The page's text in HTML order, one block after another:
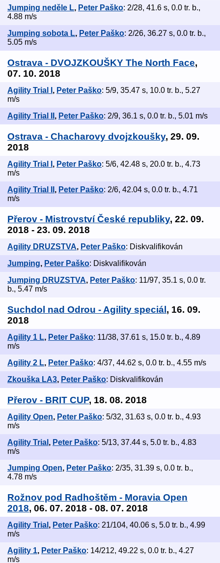
Jumping neděle L, Peter Paško: 2/28, 41.6 s, 0.0 tr. b.,
4.88 m/s
Jumping sobota L, Peter Paško: 2/26, 36.27 s, 0.0 tr. b.,
5.05 m/s
Ostrava - DVOJZKOUŠKY The North Face,
07. 10. 2018
Agility Trial I , Peter Paško: 5/9, 35.47 s, 10.0 tr. b., 5.27
m/s
Agility Trial II , Peter Paško: 2/9, 36.1 s, 0.0 tr. b., 5.01 m/s
Ostrava - Chacharovy dvojzkoušky, 29. 09.
2018
Agility Trial I , Peter Paško: 5/6, 42.48 s, 20.0 tr. b., 4.73
m/s
Agility Trial II , Peter Paško: 2/6, 42.04 s, 0.0 tr. b., 4.71
m/s
Přerov - Mistrovství České republiky, 22. 09.
2018 - 23. 09. 2018
Agility DRUZSTVA, Peter Paško: Diskvalifikován
Jumping, Peter Paško: Diskvalifikován
Jumping DRUZSTVA, Peter Paško: 11/97, 35.1 s, 0.0 tr.
b., 5.47 m/s
Suchdol nad Odrou - Agility speciál, 16. 09.
2018
Agility 1 L, Peter Paško: 11/38, 37.61 s, 15.0 tr. b., 4.89
m/s
Agility 2 L, Peter Paško: 4/37, 44.62 s, 0.0 tr. b., 4.55 m/s
Zkouška LA3, Peter Paško: Diskvalifikován
Přerov - BRIT CUP, 18. 08. 2018
Agility Open, Peter Paško: 5/32, 31.63 s, 0.0 tr. b., 4.93
m/s
Agility Trial , Peter Paško: 5/13, 37.44 s, 5.0 tr. b., 4.83
m/s
Jumping Open, Peter Paško: 2/35, 31.39 s, 0.0 tr. b.,
4.78 m/s
Rožnov pod Radhoštěm - Moravia Open
2018, 06. 07. 2018 - 08. 07. 2018
Agility Trial , Peter Paško: 21/104, 40.06 s, 5.0 tr. b., 4.99
m/s
Agility 1, Peter Paško: 14/212, 49.22 s, 0.0 tr. b., 4.27
m/s